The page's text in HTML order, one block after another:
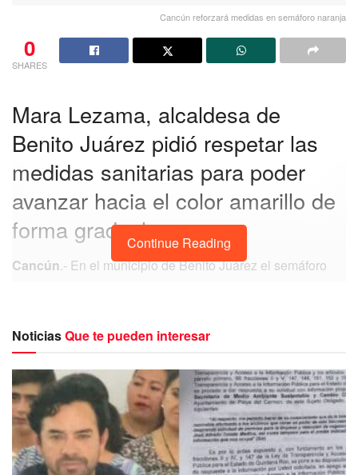
Cancún reforzará medidas en semáforo naranja
0
SHARES
Mara Lezama, alcaldesa de
Benito Juárez pidió respetar las
medidas sanitarias para poder
avanzar hacia el color amarillo de
forma gradual.
Cancún.- En el municipio de Benito Juárez el semáforo
autoridades de salud para avanzar hacia el color amarillo
de manera gradual, ordenada y responsable, afirmó la
Presidente Municipal, Mara Lezama.
Como Primera Autoridad en el municipio destacó la
importancia de que todos los ciudadanos participen en la
lucha contra la pandemia de COVID-19. “La tarea no es de
una sola persona es de todos y juntos podemos lograrlo”.
Continue Reading
NoticiasQue te pueden interesar